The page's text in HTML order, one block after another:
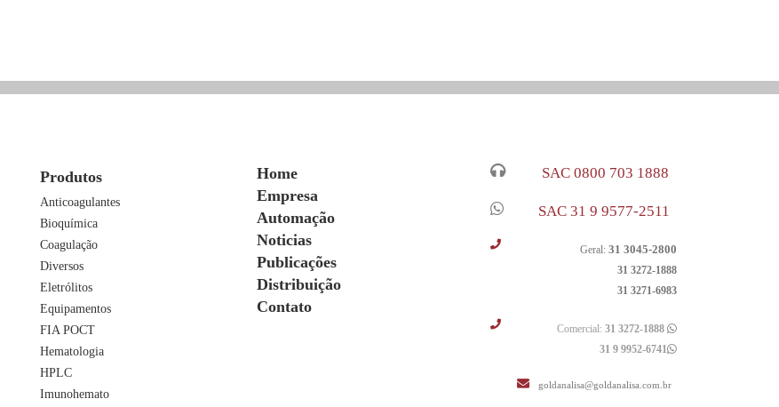
Produtos
Anticoagulantes
Bioquímica
Coagulação
Diversos
Eletrólitos
Equipamentos
FIA POCT
Hematologia
HPLC
Imunohemato
Home
Empresa
Automação
Noticias
Publicações
Distribuição
Contato
SAC 0800 703 1888
SAC 31 9 9577-2511
Geral:31 3045-2800
31 3272-1888
31 3271-6983
Comercial:31 3272-1888
31 9 9952-6741
goldanalisa@goldanalisa.com.br